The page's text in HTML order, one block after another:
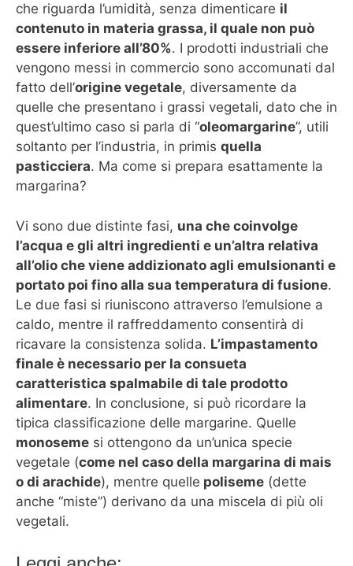
che riguarda l’umidità, senza dimenticare il
contenuto in materia grassa, il quale non può
essere inferiore all’80%. I prodotti industriali che
vengono messi in commercio sono accomunati dal
fatto dell’origine vegetale, diversamente da
quelle che presentano i grassi vegetali, dato che in
quest’ultimo caso si parla di “oleomargarine”, utili
soltanto per l’industria, in primis quella
pasticciera. Ma come si prepara esattamente la
margarina?
Vi sono due distinte fasi, una che coinvolge
l’acqua e gli altri ingredienti e un’altra relativa
all’olio che viene addizionato agli emulsionanti e
portato poi fino alla sua temperatura di fusione.
Le due fasi si riuniscono attraverso l’emulsione a
caldo, mentre il raffreddamento consentirà di
ricavare la consistenza solida. L’impastamento
finale è necessario per la consueta
caratteristica spalmabile di tale prodotto
alimentare. In conclusione, si può ricordare la
tipica classificazione delle margarine. Quelle
monoseme si ottengono da un’unica specie
vegetale (come nel caso della margarina di mais
o di arachide), mentre quelle poliseme (dette
anche “miste”) derivano da una miscela di più oli
vegetali.